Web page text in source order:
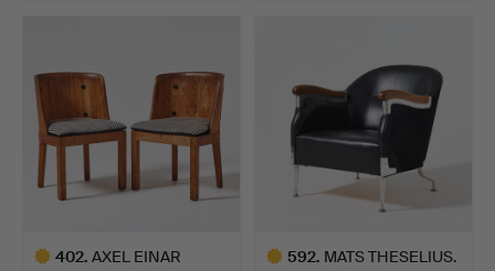
402. AXEL EINAR
592. MATS THESELIUS.